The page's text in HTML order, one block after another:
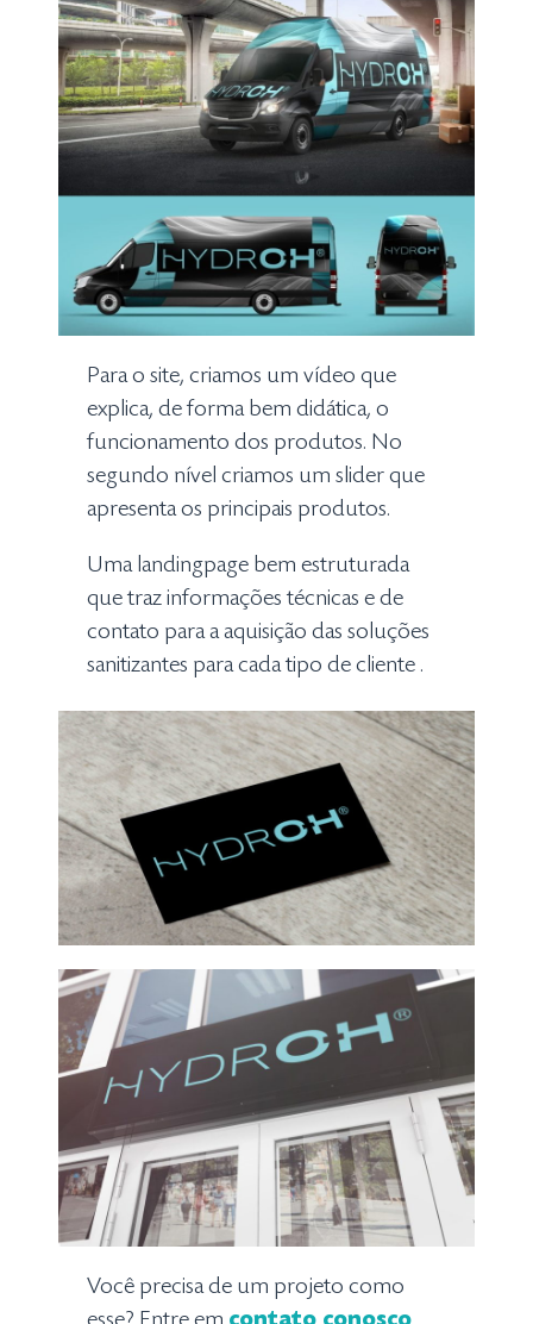
Para o site, criamos um vídeo que
explica, de forma bem didática, o
funcionamento dos produtos. No
segundo nível criamos um slider que
apresenta os principais produtos.
Uma landingpage bem estruturada
que traz informações técnicas e de
contato para a aquisição das soluções
sanitizantes para cada tipo de cliente .
Você precisa de um projeto como